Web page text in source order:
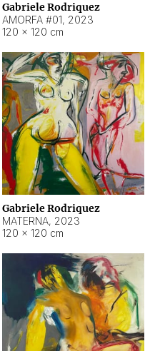
Gabriele Rodriquez
AMORFA #01, 2023
120 × 120 cm
Gabriele Rodriquez
MATERNA, 2023
120 × 120 cm